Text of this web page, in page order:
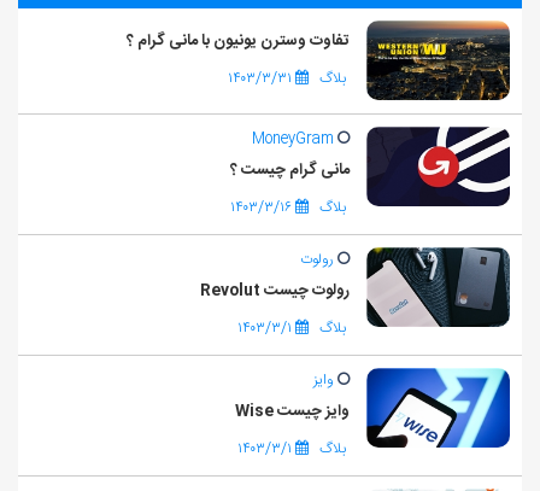
تفاوت وسترن یونیون با مانی گرام ؟
بلاگ ۱۴۰۳/۳/۳۱
MoneyGram
مانی گرام چیست ؟
بلاگ ۱۴۰۳/۳/۱۶
رولوت
رولوت چیست Revolut
بلاگ ۱۴۰۳/۳/۱
وایز
وایز چیست Wise
بلاگ ۱۴۰۳/۳/۱